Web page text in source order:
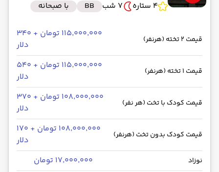
4 ستاره 7 شب BB با صبحانه
قیمت 2 تخته (هرنفر)
۱۱۵٬۰۰۰٬۰۰۰ تومان + ۳۴۰
دلار
قیمت 1 تخته (هرنفر)
۱۱۵٬۰۰۰٬۰۰۰ تومان + ۵۴۰
دلار
قیمت کودک با تخت (هر نفر)
۱۰۸٬۰۰۰٬۰۰۰ تومان + ۳۷۰
دلار
قیمت کودک بدون تخت (هرنفر)
۱۰۸٬۰۰۰٬۰۰۰ تومان + ۱۷۰
دلار
نوزاد ۱۷٬۰۰۰٬۰۰۰ تومان